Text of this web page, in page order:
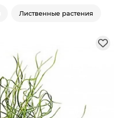
Лиственные растения